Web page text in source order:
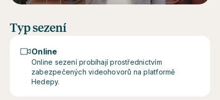
Typ sezení
Online
Online sezení probíhají prostřednictvím
zabezpečených videohovorů na platformě
Hedepy.